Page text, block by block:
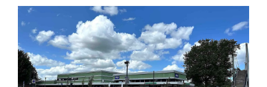
Luister
Kijk
Over ons